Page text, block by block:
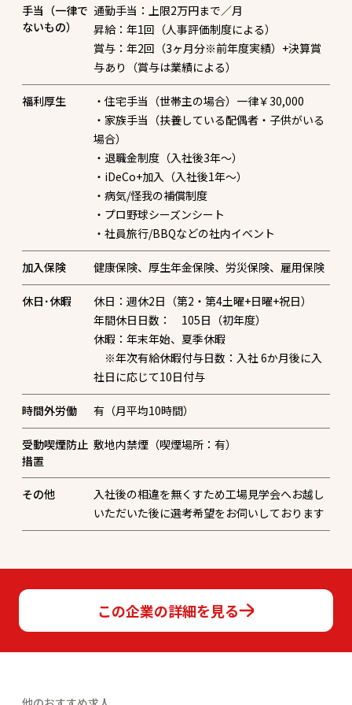
この企業の詳細を見る
手当（一律で
ないもの）
通勤手当：上限2万円まで／月
昇給：年1回（人事評価制度による）
賞与：年2回（3ヶ月分※前年度実績）+決算賞
与あり（賞与は業績による）
福利厚生
・住宅手当（世帯主の場合）一律￥30,000
・家族手当（扶養している配偶者・子供がいる
場合）
・退職金制度（入社後3年～）
・iDeCo+加入（入社後1年～）
・病気/怪我の補償制度
・プロ野球シーズンシート
加入保険
休日･休暇
休日：週休2日（第2・第4土曜+日曜+祝日）
年間休日日数： 105日（初年度）
休暇：年末年始、夏季休暇
※年次有給休暇付与日数：入社 6か月後に入
時間外労働 有（月平均10時間）
受動喫煙防止
措置
敷地内禁煙（喫煙場所：有）
その他
入社後の相違を無くすため工場見学会へお越し
いただいた後に選考希望をお伺いしております